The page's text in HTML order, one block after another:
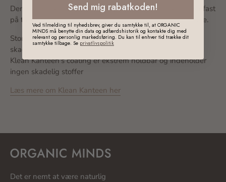
Den har bevægelig stål hank, så du nemt kan sætte den fast
på tasken eller barnevognen ved hjælp af en carabinhage.
Stort set uopslidelig drikkedunk i bedste materialer uden
skadelig kemi.
Klean Kanteen's coating er ekstrem holdbar og indeholder
ingen skadelig stoffer
Læs mere om Klean Kanteen her
Det er nemt at være naturlig
Send mig rabatkoden!
Ved tilmelding til nyhedsbrev, giver du samtykke til, at ORGANIC
MINDS må benytte din data og adfærdshistorik og kontakte dig med
relevant og personlig markedsføring. Du kan til enhver tid trække dit
samtykke tilbage. Se privatlivspolitik